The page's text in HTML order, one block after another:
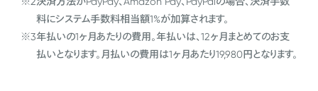
料にシステム手数料相当額1%が加算されます。
※3年払いの1ヶ月あたりの費用。年払いは、12ヶ月まとめてのお支
払いとなります。月払いの費用は1ヶ月あたり19,980円となります。